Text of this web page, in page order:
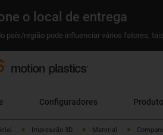
o local de entrega
país/região pode influenciar vários fatores,
Configuradores
Impressão 3D Material